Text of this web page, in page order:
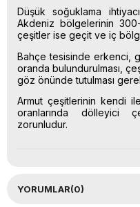
Düşük soğuklama
Akdeniz bölgelerinin
çeşitler ise geçit ve iç
Bahçe tesisinde erkenci,
oranda bulundurulması,
göz önünde tutulması
Armut çeşitlerinin kendi
oranlarında dölleyici
zorunludur.
YORUMLAR(0)